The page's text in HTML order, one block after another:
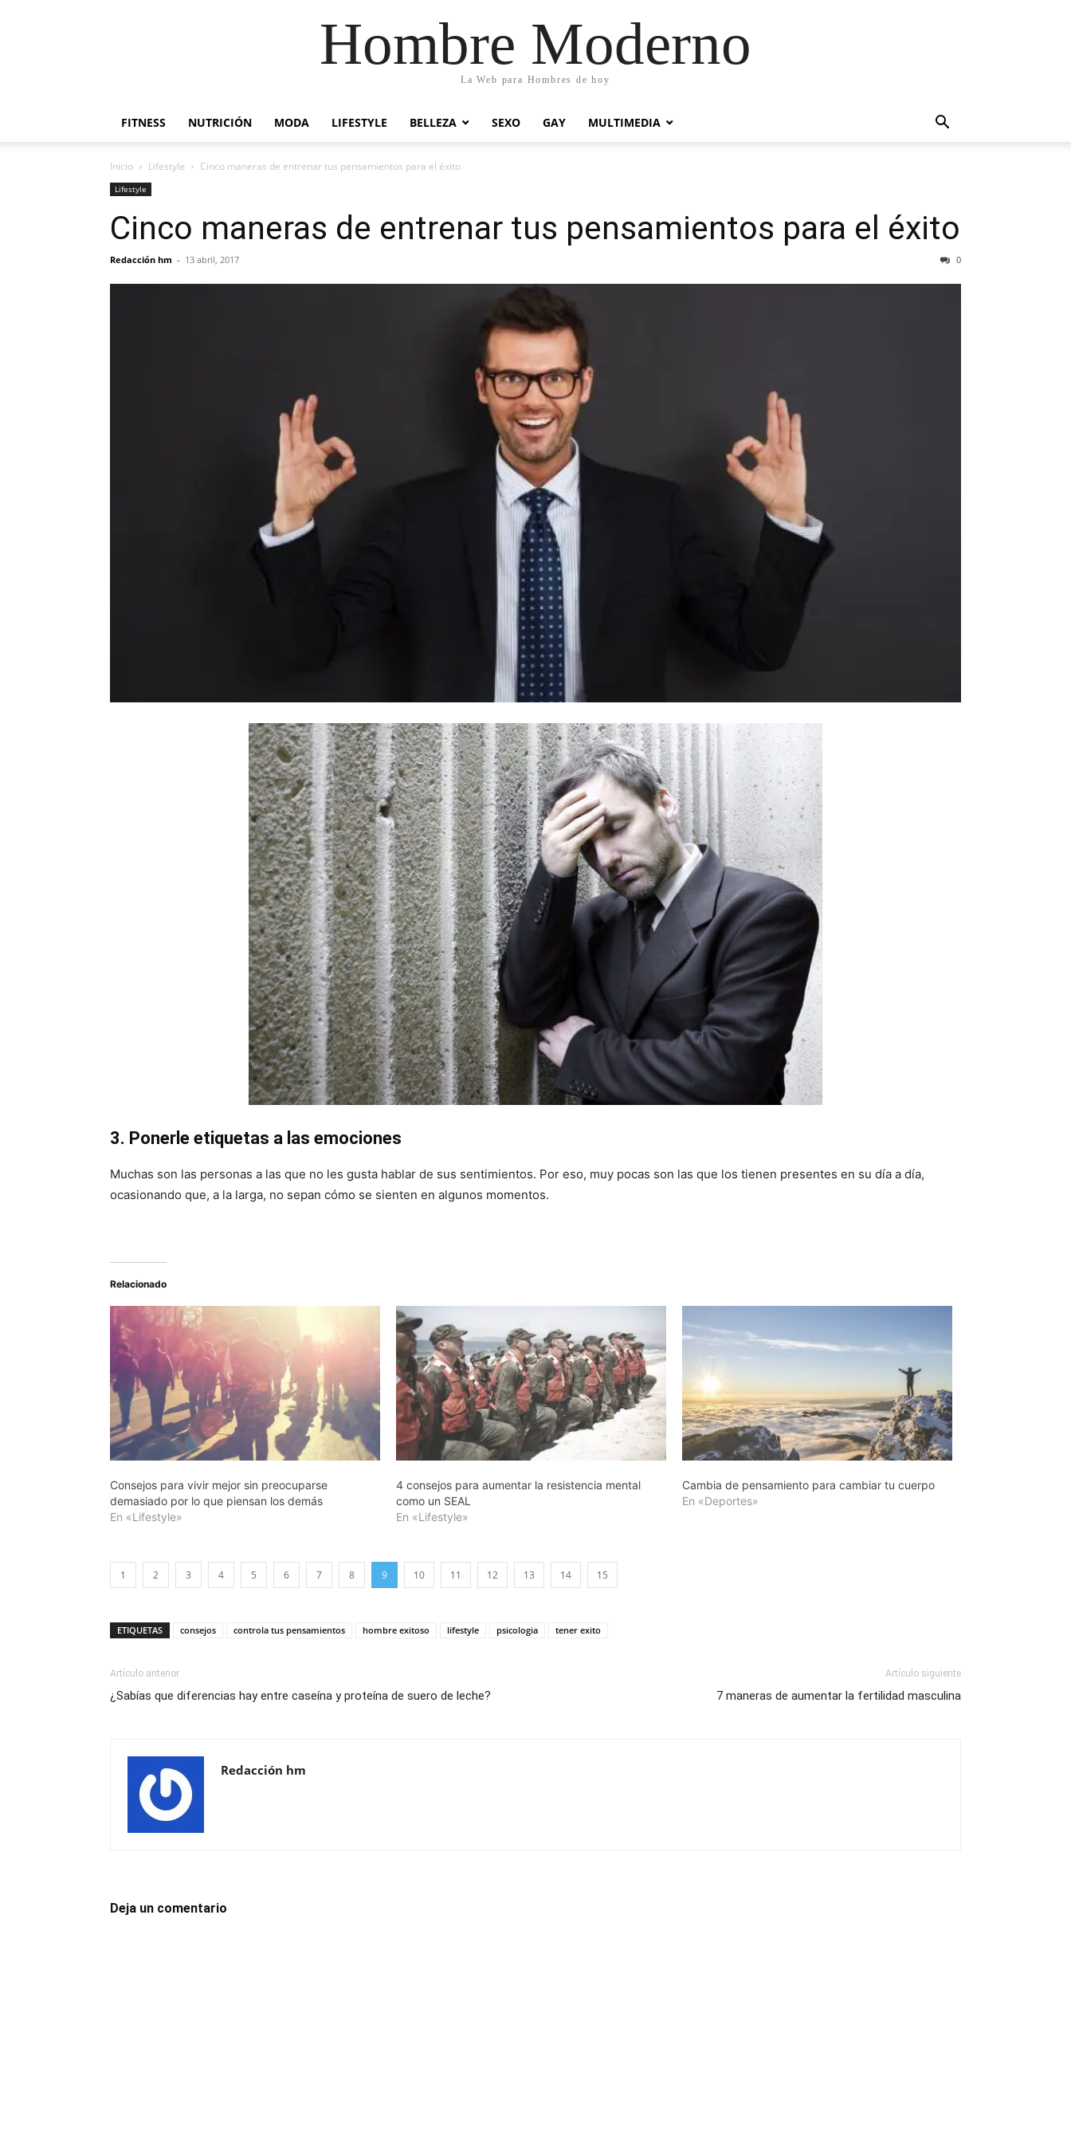
Hombre Moderno
La Web para Hombres de hoy
FITNESS NUTRICIÓN MODA LIFESTYLE BELLEZA SEXO GAY MULTIMEDIA
Inicio Lifestyle Cinco maneras de entrenar tus pensamientos para el éxito
Lifestyle
Cinco maneras de entrenar tus pensamientos para el éxito
Redacción hm - 13 abril, 2017 0
3. Ponerle etiquetas a las emociones
Muchas son las personas a las que no les gusta hablar de sus sentimientos. Por eso, muy pocas son las que los tienen presentes en su día a día,
ocasionando que, a la larga, no sepan cómo se sienten en algunos momentos.
Relacionado
Consejos para vivir mejor sin preocuparse
demasiado por lo que piensan los demás
En «Lifestyle»
4 consejos para aumentar la resistencia mental
como un SEAL
En «Lifestyle»
Cambia de pensamiento para cambiar tu cuerpo
En «Deportes»
1 2 3 4 5 6 7 8 9 10 11 12 13 14 15
ETIQUETAS consejos controla tus pensamientos hombre exitoso lifestyle psicologia tener exito
Artículo anterior
¿Sabías que diferencias hay entre caseína y proteína de suero de leche?
Artículo siguiente
7 maneras de aumentar la fertilidad masculina
Redacción hm
Deja un comentario